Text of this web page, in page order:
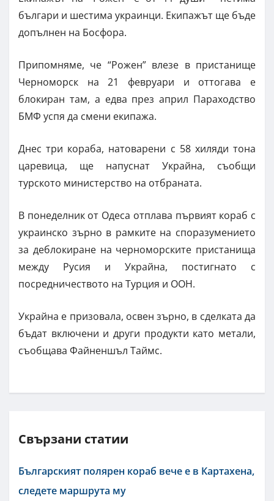
българи и шестима украинци. Екипажът ще бъде
допълнен на Босфора.
Припомняме, че “Рожен” влезе в пристанище
Черноморск на 21 февруари и оттогава е
блокиран там, а едва през април Параходство
БМФ успя да смени екипажа.
Днес три кораба, натоварени с 58 хиляди тона
царевица, ще напуснат Украйна, съобщи
турското министерство на отбраната.
В понеделник от Одеса отплава първият кораб с
украинско зърно в рамките на споразумението
за деблокиране на черноморските пристанища
между Русия и Украйна, постигнато с
посредничеството на Турция и ООН.
Украйна е призовала, освен зърно, в сделката да
бъдат включени и други продукти като метали,
съобщава Файненшъл Таймс.
Свързани статии
Българският полярен кораб вече е в Картахена,
следете маршрута му